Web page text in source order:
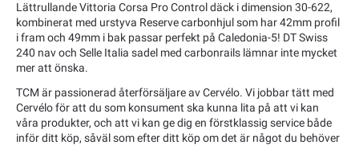
Lättrullande Vittoria Corsa Pro Control däck i dimension 30-622,
kombinerat med urstyva Reserve carbonhjul som har 42mm profil
i fram och 49mm i bak passar perfekt på Caledonia-5! DT Swiss
240 nav och Selle Italia sadel med carbonrails lämnar inte mycket
mer att önska.
TCM är passionerad återförsäljare av Cervélo. Vi jobbar tätt med
Cervélo för att du som konsument ska kunna lita på att vi kan
våra produkter, och att vi kan ge dig en förstklassig service både
inför ditt köp, såväl som efter ditt köp om det är något du behöver